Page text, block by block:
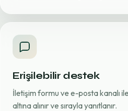
Erişilebilir destek
İletişim formu ve e-posta kanalı
altına alınır ve sırayla yanıtlanır.